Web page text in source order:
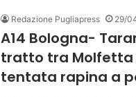
Redazione Pugliapress 29/
A14 Bologna-
tratto tra Molfetta
tentata rapina a